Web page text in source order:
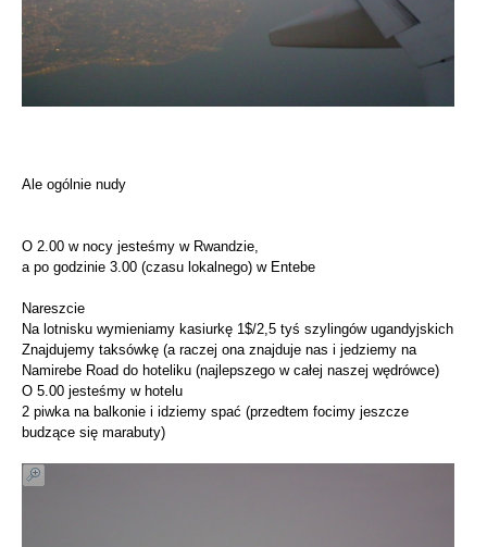
Ale ogólnie nudy
O 2.00 w nocy jesteśmy w Rwandzie,
a po godzinie 3.00 (czasu lokalnego) w Entebe
Nareszcie
Na lotnisku wymieniamy kasiurkę 1$/2,5 tyś szylingów ugandyjskich
Znajdujemy taksówkę (a raczej ona znajduje nas i jedziemy na
Namirebe Road do hoteliku (najlepszego w całej naszej wędrówce)
O 5.00 jesteśmy w hotelu
2 piwka na balkonie i idziemy spać (przedtem focimy jeszcze
budzące się marabuty)